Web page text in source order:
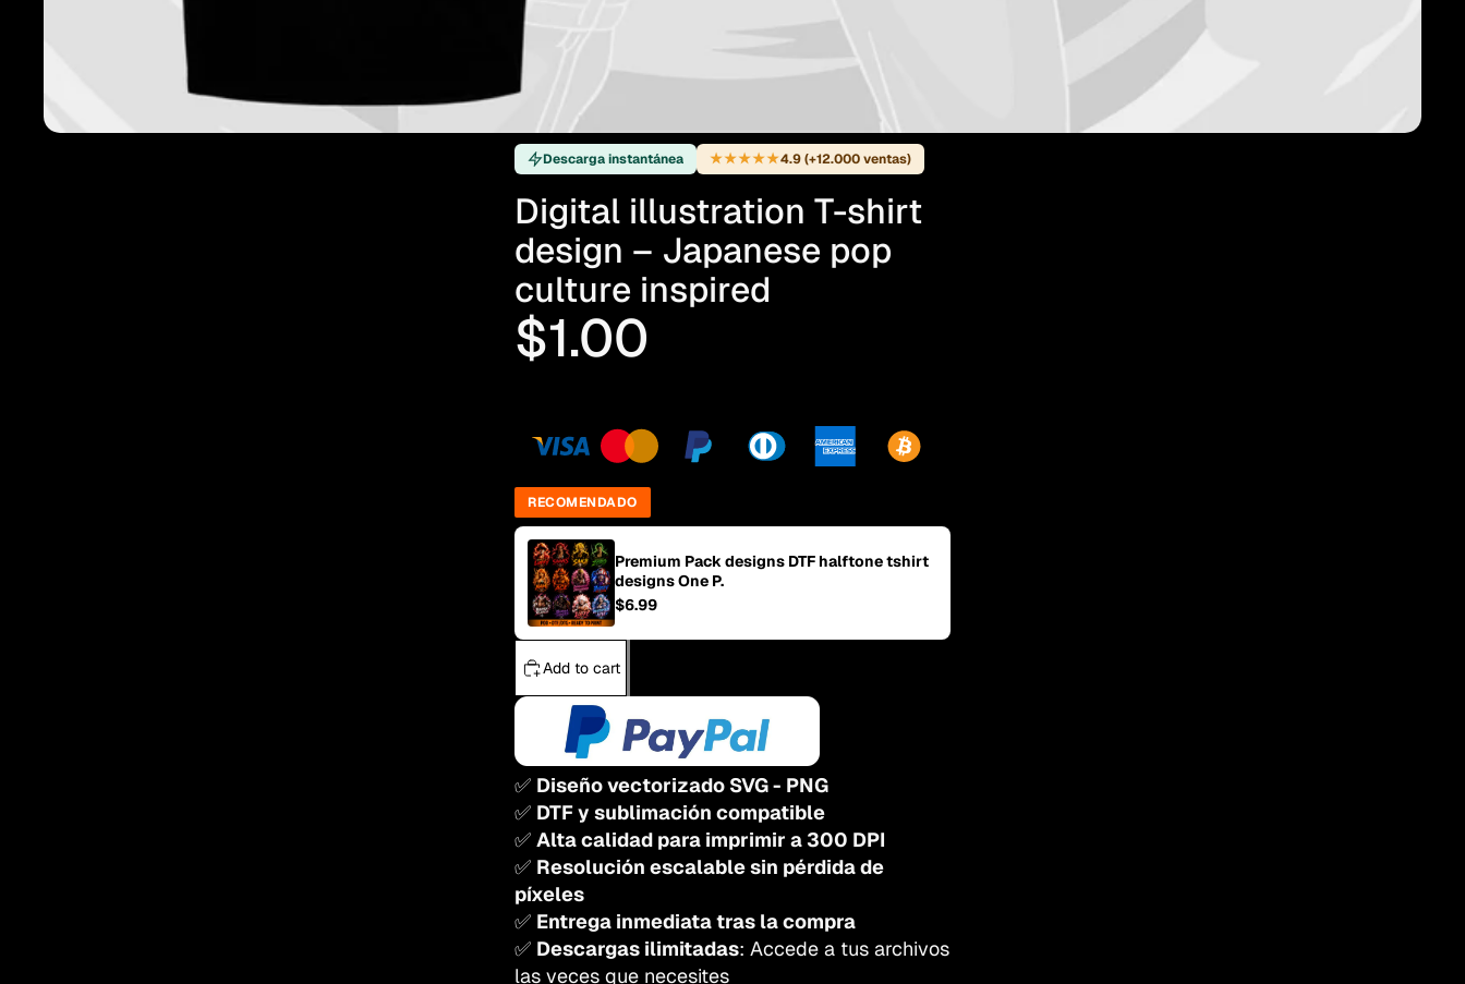
Descarga instantánea ★★★★★4.9 (+12.000 ventas)
Digital illustration T-shirt
design – Japanese pop
culture inspired
$1.00
RECOMENDADO
Premium Pack designs DTF halftone tshirt
designs One P.
$6.99
Add to cart
✅ Diseño vectorizado SVG - PNG
✅ DTF y sublimación compatible
✅ Alta calidad para imprimir a 300 DPI
✅ Resolución escalable sin pérdida de
píxeles
✅ Entrega inmediata tras la compra
✅ Descargas ilimitadas: Accede a tus archivos
las veces que necesites